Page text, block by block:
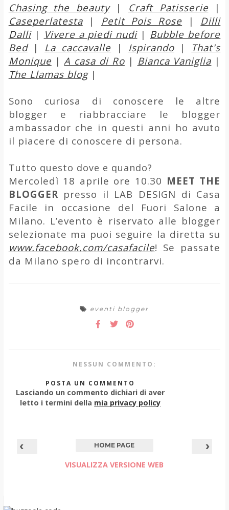
Chasing the beauty| Craft Patisserie |
Caseperlatesta| Petit Pois Rose | Dilli
Dalli| Vivere a piedi nudi| Bubble before
Bed| La caccavalle | Ispirando|
That's
Monique | A casa di Ro| Bianca Vaniglia |
The Llamas blog|
Sono curiosa di conoscere le altre
blogger e riabbracciare le blogger
ambassador che in questi anni ho avuto
il piacere di conoscere di persona.
Tutto questo dove e quando?
Mercoledì 18 aprile ore 10.30 MEET THE
BLOGGER presso il LAB DESIGN di Casa
Facile in occasione del Fuori Salone a
Milano. L’evento è riservato alle blogger
selezionate ma puoi seguire la diretta su
www.facebook.com/casafacile! Se passate
da Milano spero di incontrarvi.
eventi blogger
NESSUN COMMENTO:
POSTA UN COMMENTO
Lasciando un commento dichiari di aver
letto i termini della mia privacy policy
‹ ›
HOME PAGE
VISUALIZZA VERSIONE WEB